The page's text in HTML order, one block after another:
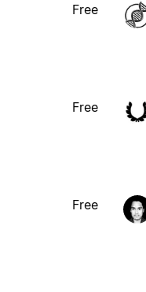
Free
Free
Free